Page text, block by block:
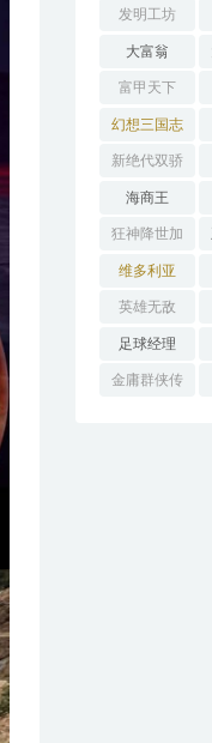
发明工坊
大富翁
富甲天下
幻想三国志
新绝代双骄
海商王
狂神降世加
强版
维多利亚
英雄无敌
足球经理
金庸群侠传